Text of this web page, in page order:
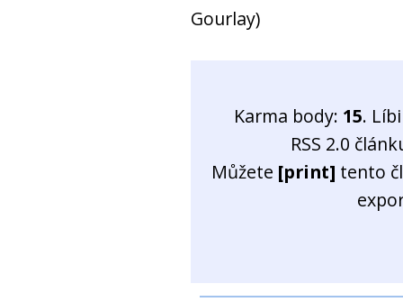
Gourlay)
Karma body: 15.
RSS 2.0
Můžete [print] tento